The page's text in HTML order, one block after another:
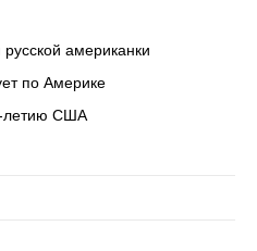
американки
по Америке
летию США